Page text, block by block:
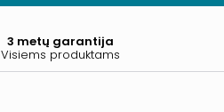
3 metų garantija
Visiems produktams